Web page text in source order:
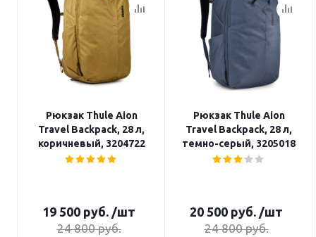
Рюкзак Thule Aion
Travel Backpack, 28 л,
коричневый, 3204722
19 500 руб. /шт
24 800руб.
Рюкзак Thule Aion
Travel Backpack, 28 л,
темно-серый, 3205018
20 500 руб. /шт
24 800руб.